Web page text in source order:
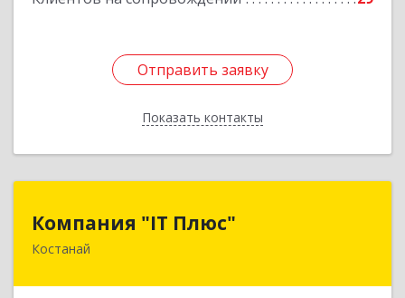
Отправить заявку
Показать контакты
Отправить заявку
Назад
Компания "IT Плюс"
КостанайКазахстан, г. Костанай, ул. Темирбаева 60